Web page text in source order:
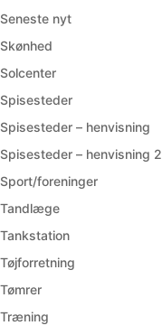
Seneste nyt
Skønhed
Solcenter
Spisesteder
Spisesteder – henvisning
Spisesteder – henvisning 2
Sport/foreninger
Tandlæge
Tankstation
Tøjforretning
Tømrer
Træning